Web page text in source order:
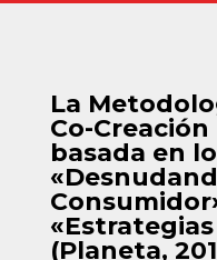
La
Co-
basada en
(Planeta,